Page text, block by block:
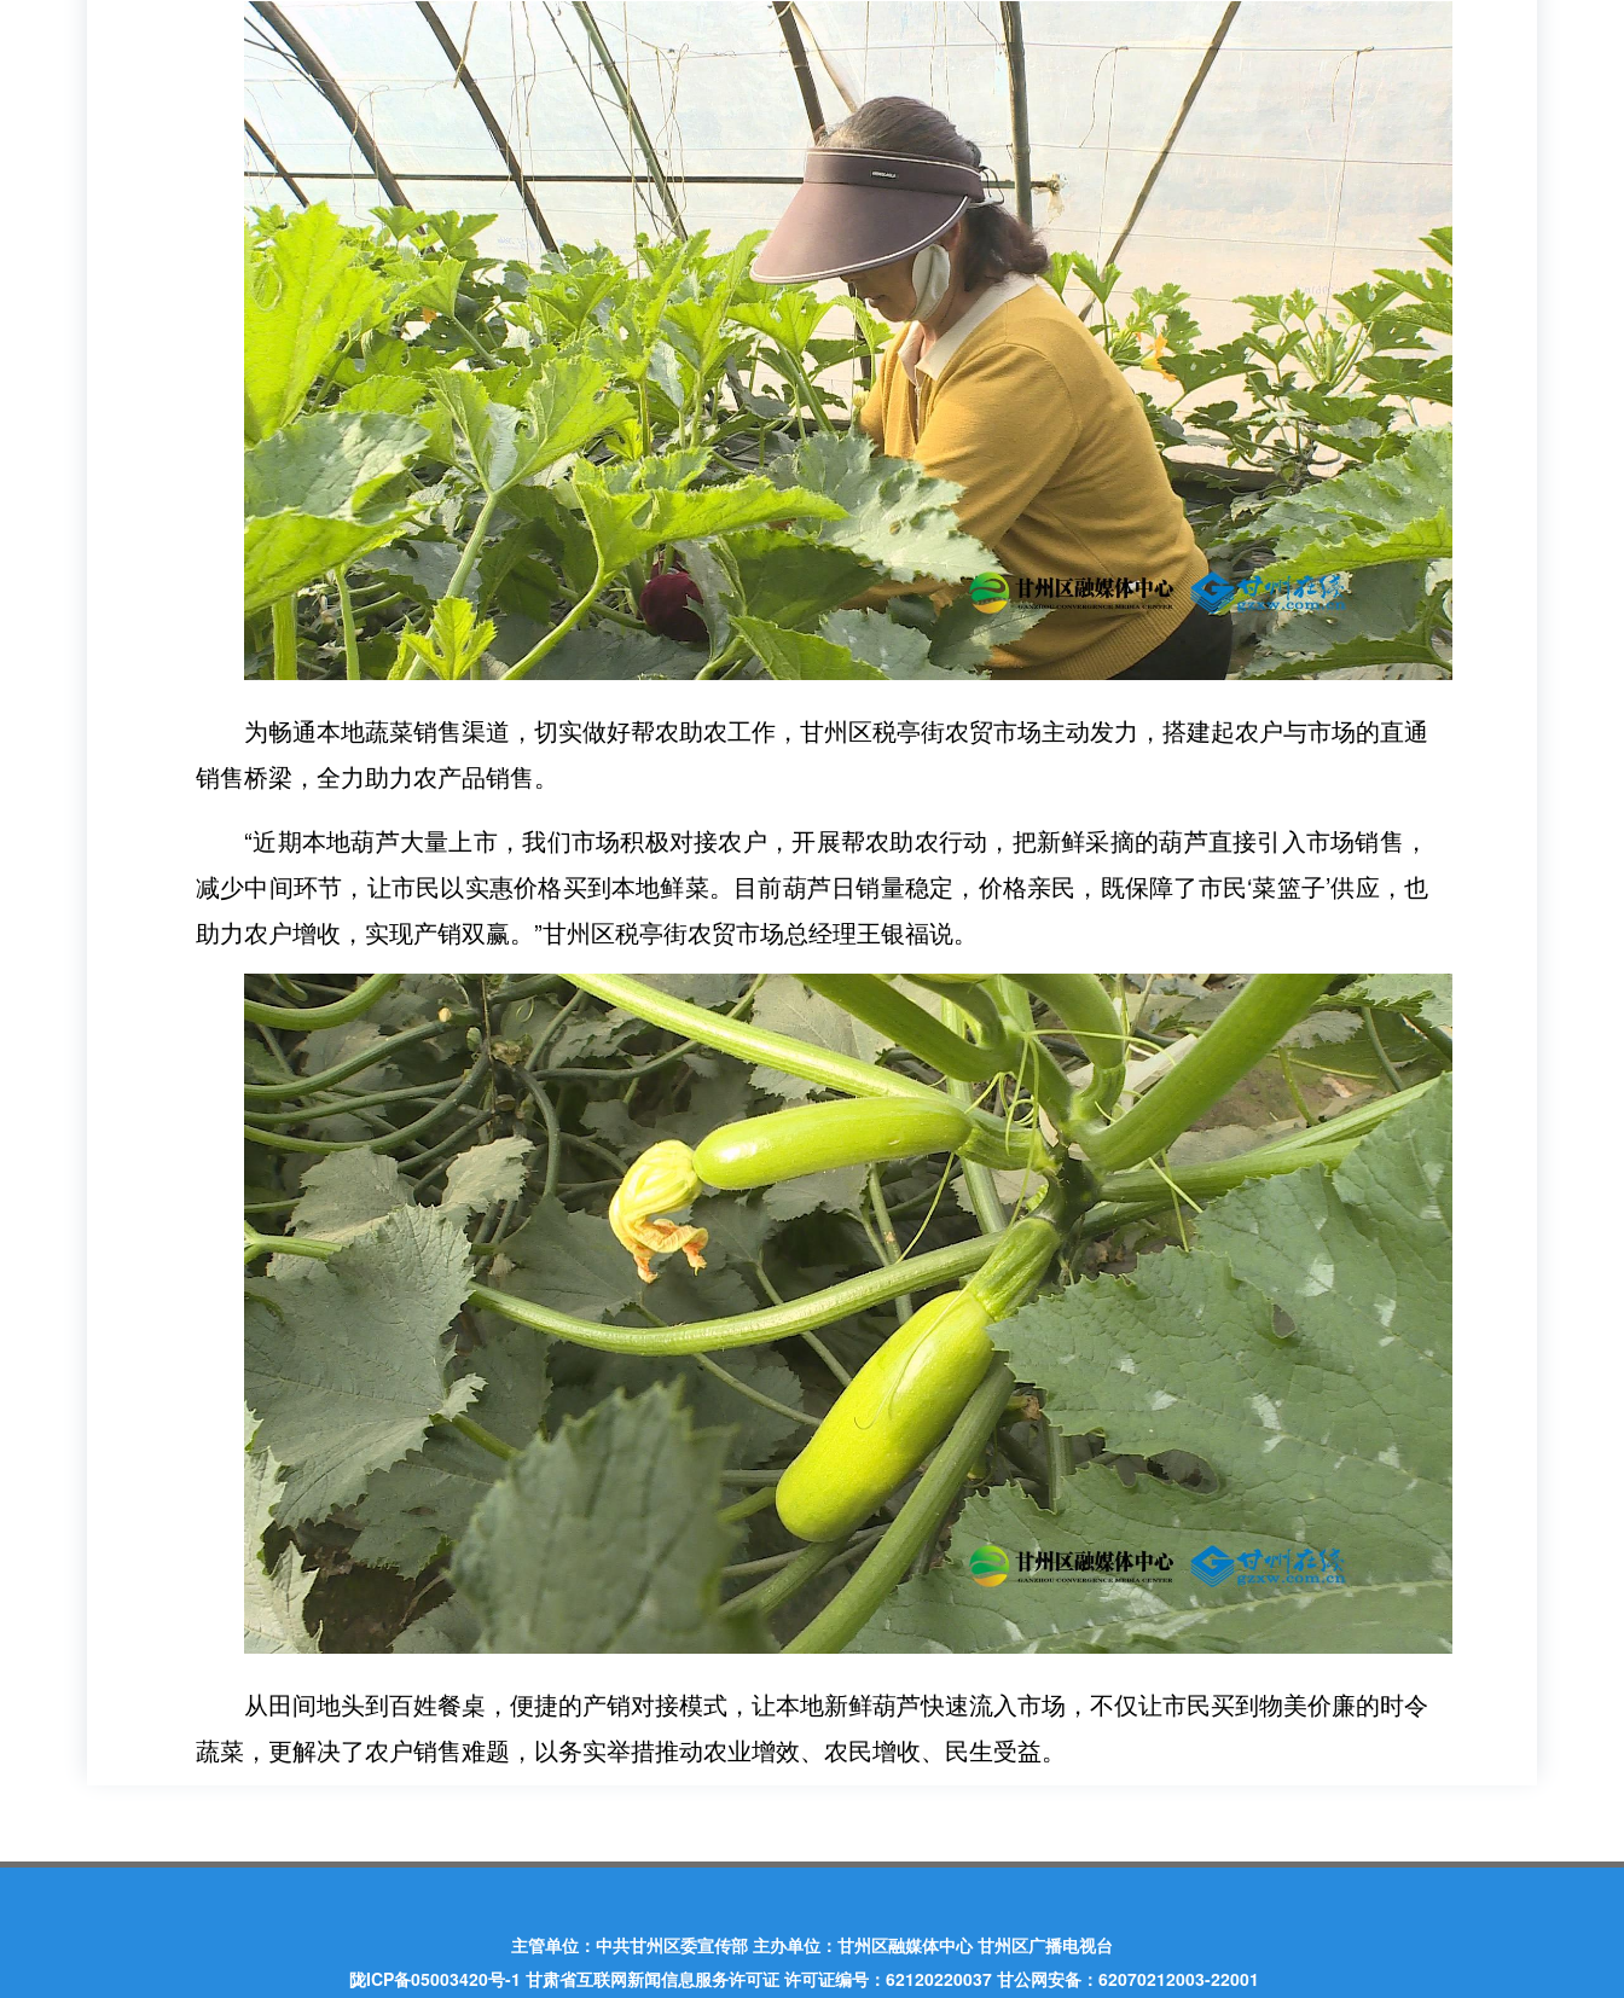
为畅通本地蔬菜销售渠道，切实做好帮农助农工作，甘州区税亭街农贸市场主动发力，搭建起农户与市场的直通
销售桥梁，全力助力农产品销售。
“近期本地葫芦大量上市，我们市场积极对接农户，开展帮农助农行动，把新鲜采摘的葫芦直接引入市场销售，
减少中间环节，让市民以实惠价格买到本地鲜菜。目前葫芦日销量稳定，价格亲民，既保障了市民‘菜篮子’供应，也
助力农户增收，实现产销双赢。”甘州区税亭街农贸市场总经理王银福说。
从田间地头到百姓餐桌，便捷的产销对接模式，让本地新鲜葫芦快速流入市场，不仅让市民买到物美价廉的时令
蔬菜，更解决了农户销售难题，以务实举措推动农业增效、农民增收、民生受益。
主管单位：中共甘州区委宣传部 主办单位：甘州区融媒体中心 甘州区广播电视台
陇ICP备05003420号-1 甘肃省互联网新闻信息服务许可证 许可证编号：62120220037 甘公网安备：62070212003-22001